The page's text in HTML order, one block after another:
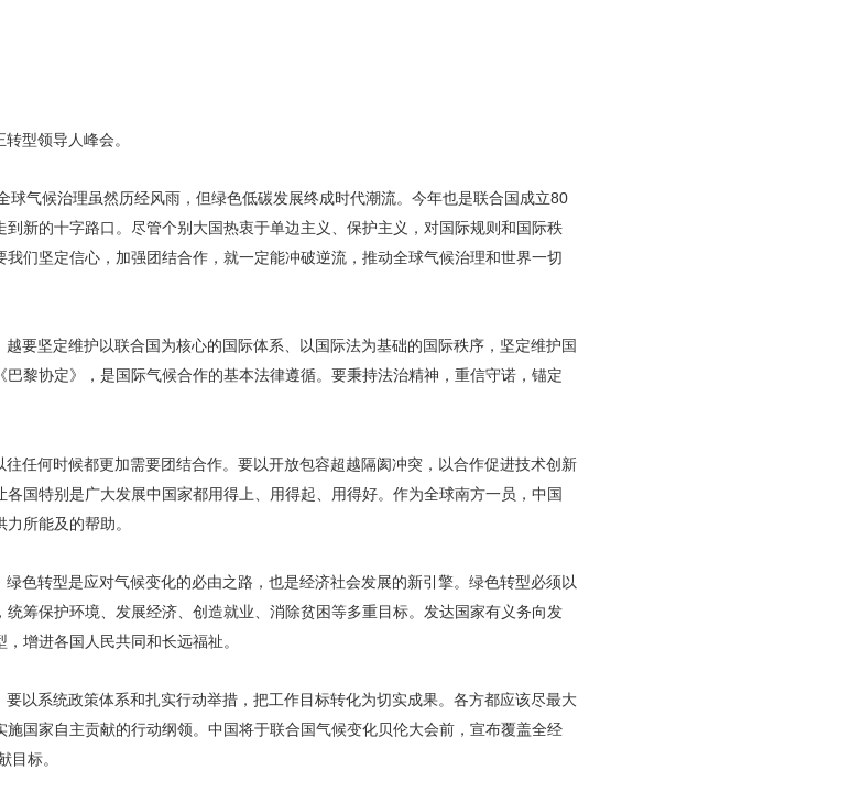
型领导人峰会。
球气候治理虽然历经风雨，但绿色低碳发展终成时代潮流。今年也是联合国成立80
新的十字路口。尽管个别大国热衷于单边主义、保护主义，对国际规则和国际秩
们坚定信心，加强团结合作，就一定能冲破逆流，推动全球气候治理和世界一切
要坚定维护以联合国为核心的国际体系、以国际法为基础的国际秩序，坚定维护国
黎协定》，是国际气候合作的基本法律遵循。要秉持法治精神，重信守诺，锚定
任何时候都更加需要团结合作。要以开放包容超越隔阂冲突，以合作促进技术创新
国特别是广大发展中国家都用得上、用得起、用得好。作为全球南方一员，中国
所能及的帮助。
色转型是应对气候变化的必由之路，也是经济社会发展的新引擎。绿色转型必须以
筹保护环境、发展经济、创造就业、消除贫困等多重目标。发达国家有义务向发
增进各国人民共同和长远福祉。
以系统政策体系和扎实行动举措，把工作目标转化为切实成果。各方都应该尽最大
国家自主贡献的行动纲领。中国将于联合国气候变化贝伦大会前，宣布覆盖全经
目标。